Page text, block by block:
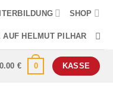
SHOP
AUF HELMUT PILHAR
0.00 € 0 KASSE